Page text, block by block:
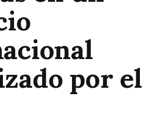
por el